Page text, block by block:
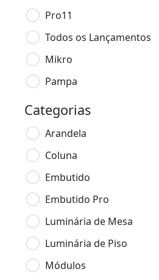
Pro11
Todos os Lançamentos
Mikro
Pampa
Categorias
Arandela
Coluna
Embutido
Embutido Pro
Luminária de Mesa
Luminária de Piso
Módulos